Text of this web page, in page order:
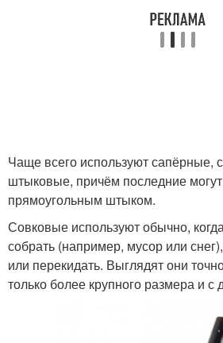
Чаще всего используют сапёрные,
штыковые, причём последние
прямоугольным штыком.
Совковые используют обычно,
собрать (например, мусор или
или перекидать. Выглядят они
только более крупного размера и